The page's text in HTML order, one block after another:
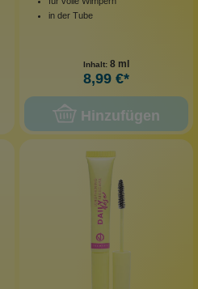
in der Tube
Inhalt: 8 ml
8,99 €*
Hinzufügen